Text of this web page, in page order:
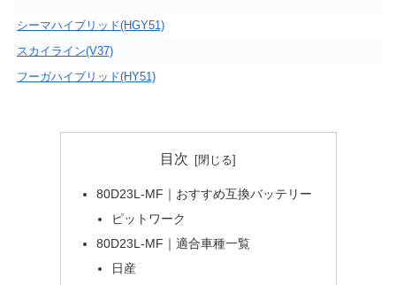
シーマハイブリッド(HGY51)
スカイライン(V37)
フーガハイブリッド(HY51)
目次
80D23L-MF｜おすすめ互換バッテリー
ピットワーク
80D23L-MF｜適合車種一覧
日産